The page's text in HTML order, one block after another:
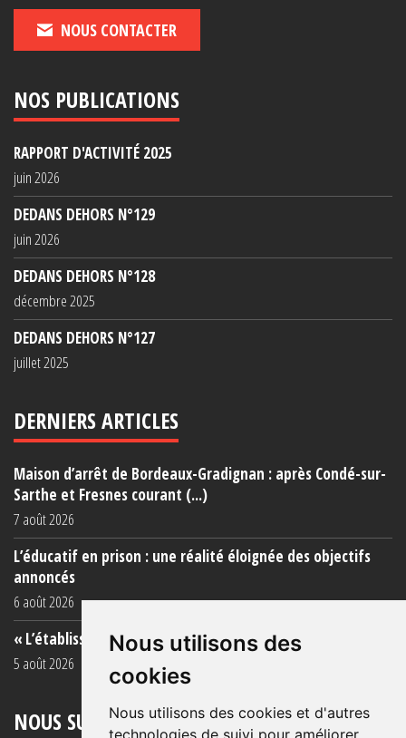
Nous utilisons des
cookies
Nous utilisons des cookies et d'autres
technologies de suivi pour améliorer
NOUS CONTACTER
NOS PUBLICATIONS
RAPPORT D'ACTIVITÉ 2025
juin 2026
DEDANS DEHORS N°129
juin 2026
DEDANS DEHORS N°128
décembre 2025
DEDANS DEHORS N°127
juillet 2025
DERNIERS ARTICLES
Maison d’arrêt de Bordeaux-Gradignan : après Condé-sur-
Sarthe et Fresnes courant (...)
7 août 2026
L’éducatif en prison : une réalité éloignée des objectifs
annoncés
6 août 2026
« L’établissement est une porcherie totale »
5 août 2026
NOUS SUIVRE